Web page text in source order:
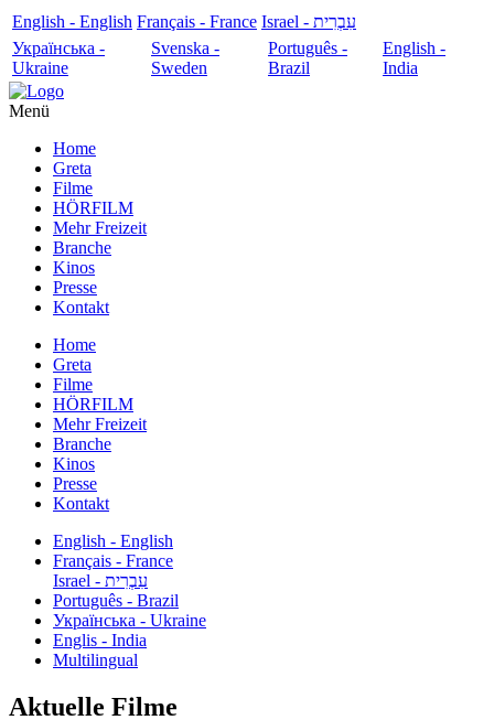
English - English Français - France
עִבְרִית - Israel
Українська -
Ukraine
Svenska -
Sweden
Português -
Brazil
English -
India
Menü
Home
Greta
Filme
HÖRFILM
Mehr Freizeit
Branche
Kinos
Presse
Kontakt
Home
Greta
Filme
HÖRFILM
Mehr Freizeit
Branche
Kinos
Presse
Kontakt
English - English
Français - France
עִבְרִית - Israel
Português - Brazil
Українська - Ukraine
Englis - India
Multilingual
Aktuelle Filme